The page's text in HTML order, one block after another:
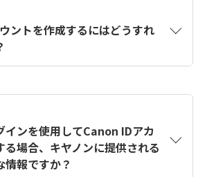
ントを作成するにはどうすれ
成方法は【カメラ】Canon IDとは
IDの作成方法は？をご確認く
インを使用してCanon IDアカ
る場合、キヤノンに提供される
情報ですか？